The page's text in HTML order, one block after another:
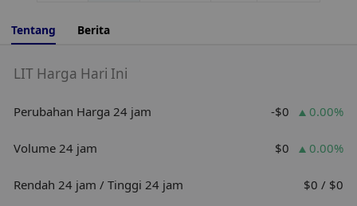
Tentang Berita
LIT Harga Hari Ini
Perubahan Harga 24 jam -$0 0.00%
Volume 24 jam $0 0.00%
Rendah 24 jam / Tinggi 24 jam $0 / $0